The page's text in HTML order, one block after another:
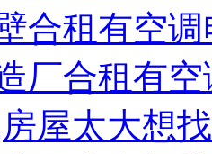
合租有空
厂合租有
屋太大想